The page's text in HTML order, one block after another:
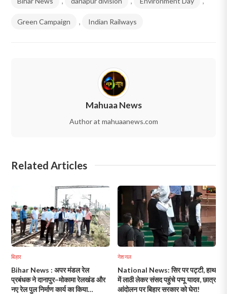
Green Campaign , Indian Railways
Mahuaa News
Author at mahuaanews.com
Related Articles
बिहार
Bihar News : अपर मंडल रेल
प्रबंधक ने दानापुर–मोकामा रेलखंड और
नए रेल पुल निर्माण कार्य का किया
नेशनल
National News: सिर पर पट्टी, हाथ
में लाठी लेकर संसद पहुंचे पप्पू यादव, छात्र
आंदोलन पर बिहार सरकार को घेरा!